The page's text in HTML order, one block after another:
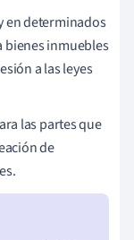
en determinados
bienes inmuebles
a las leyes
las partes que
de